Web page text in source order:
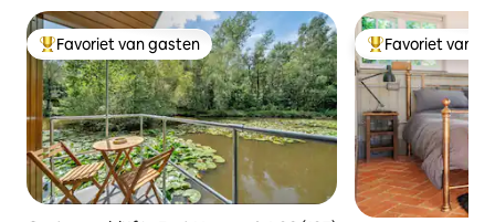
Topfavoriet van gasten
Favoriet van gasten Topfavoriet van
Favoriet van